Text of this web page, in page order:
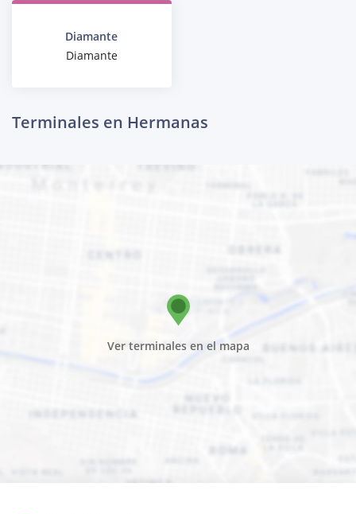
Diamante
Diamante
Terminales en Hermanas
Ver terminales en el mapa